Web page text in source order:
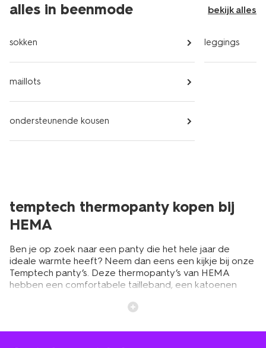
alles in beenmode bekijk alles
sokken
maillots
ondersteunende kousen
leggings
temptech thermopanty kopen bij
HEMA
Ben je op zoek naar een panty die het hele jaar de
ideale warmte heeft? Neem dan eens een kijkje bij onze
Temptech panty’s. Deze thermopanty’s van HEMA
hebben een comfortabele tailleband, een katoenen
krijgen. Door de temperatuurregeling houdt het je eigen
temperaturen warm blijft. In de zomer heeft het juist